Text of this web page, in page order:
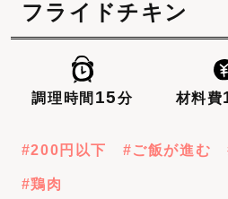
フライドチキン
調理時間 15分 材料費
200円以下 ご飯が進む
鶏肉